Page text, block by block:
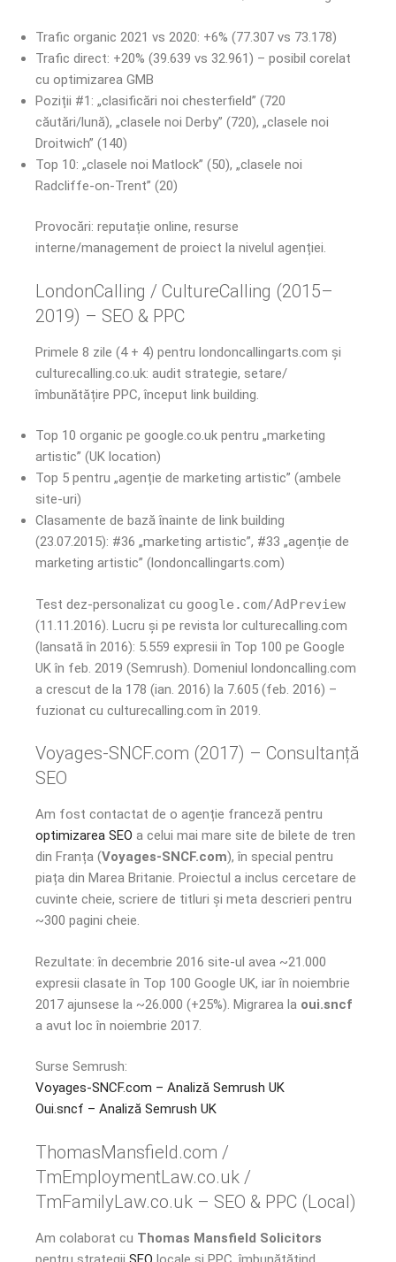
Trafic organic 2021 vs 2020: +6% (77.307 vs 73.178)
Trafic direct: +20% (39.639 vs 32.961) – posibil corelat
cu optimizarea GMB
Poziții #1: „clasificări noi chesterfield” (720
căutări/lună), „clasele noi Derby” (720), „clasele noi
Droitwich” (140)
Top 10: „clasele noi Matlock” (50), „clasele noi
Radcliffe-on-Trent” (20)
Provocări: reputație online, resurse
interne/management de proiect la nivelul agenției.
LondonCalling / CultureCalling (2015–
2019) – SEO & PPC
Primele 8 zile (4 + 4) pentru londoncallingarts.com și
culturecalling.co.uk: audit strategie, setare/
îmbunătățire PPC, început link building.
Top 10 organic pe google.co.uk pentru „marketing
artistic” (UK location)
Top 5 pentru „agenție de marketing artistic” (ambele
site-uri)
Clasamente de bază înainte de link building
(23.07.2015): #36 „marketing artistic”, #33 „agenție de
marketing artistic” (londoncallingarts.com)
Test dez-personalizat cu google.com/AdPreview
(11.11.2016). Lucru și pe revista lor culturecalling.com
(lansată în 2016): 5.559 expresii în Top 100 pe Google
UK în feb. 2019 (Semrush). Domeniul londoncalling.com
a crescut de la 178 (ian. 2016) la 7.605 (feb. 2016) –
fuzionat cu culturecalling.com în 2019.
Voyages-SNCF.com (2017) – Consultanță
SEO
Am fost contactat de o agenție franceză pentru
optimizarea SEO a celui mai mare site de bilete de tren
din Franța (Voyages-SNCF.com), în special pentru
piața din Marea Britanie. Proiectul a inclus cercetare de
cuvinte cheie, scriere de titluri și meta descrieri pentru
~300 pagini cheie.
Rezultate: în decembrie 2016 site-ul avea ~21.000
expresii clasate în Top 100 Google UK, iar în noiembrie
2017 ajunsese la ~26.000 (+25%). Migrarea la oui.sncf
a avut loc în noiembrie 2017.
Surse Semrush:
Voyages-SNCF.com – Analiză Semrush UK
Oui.sncf – Analiză Semrush UK
ThomasMansfield.com /
TmEmploymentLaw.co.uk /
TmFamilyLaw.co.uk – SEO & PPC (Local)
Am colaborat cu Thomas Mansfield Solicitors